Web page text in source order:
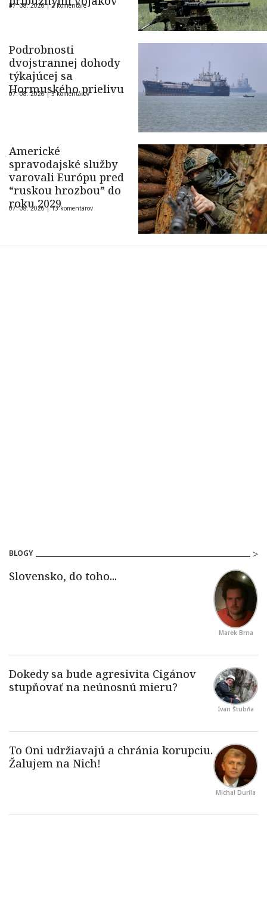
07. 08. 2026 |2 komentáre
Podrobnosti
dvojstrannej dohody
týkajúcej sa
Hormuského prielivu
07. 08. 2026 |5 komentárov
Americké
spravodajské služby
varovali Európu pred
“ruskou hrozbou” do
roku 2029
07. 08. 2026 |13 komentárov
BLOGY
Marek Brna
Ivan Štubňa
Michal Durila